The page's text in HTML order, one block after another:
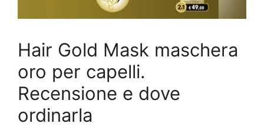
Hair Gold Mask maschera
oro per capelli.
Recensione e dove
ordinarla